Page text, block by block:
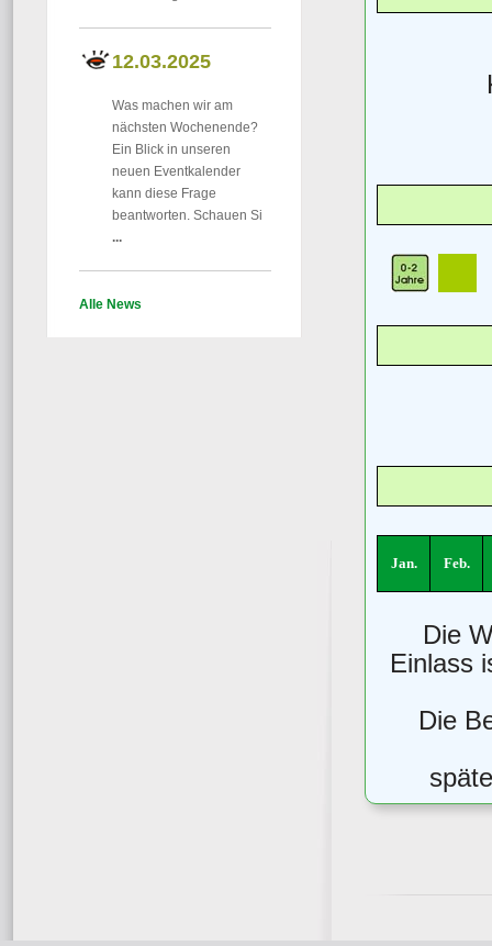
12.03.2025
Was machen wir am
nächsten Wochenende?
Ein Blick in unseren
neuen Eventkalender
kann diese Frage
beantworten. Schauen Si
...
Alle News
Jan. Feb.
Die
Einlass
Die